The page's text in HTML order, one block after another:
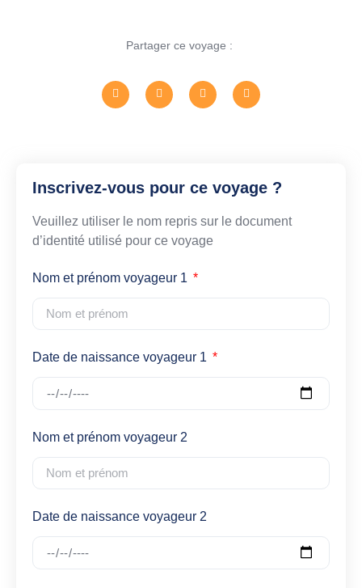
Partager ce voyage :
Inscrivez-vous pour ce voyage ?
Veuillez utiliser le nom repris sur le document
d’identité utilisé pour ce voyage
Nom et prénom voyageur 1
Date de naissance voyageur 1
Nom et prénom voyageur 2
Date de naissance voyageur 2